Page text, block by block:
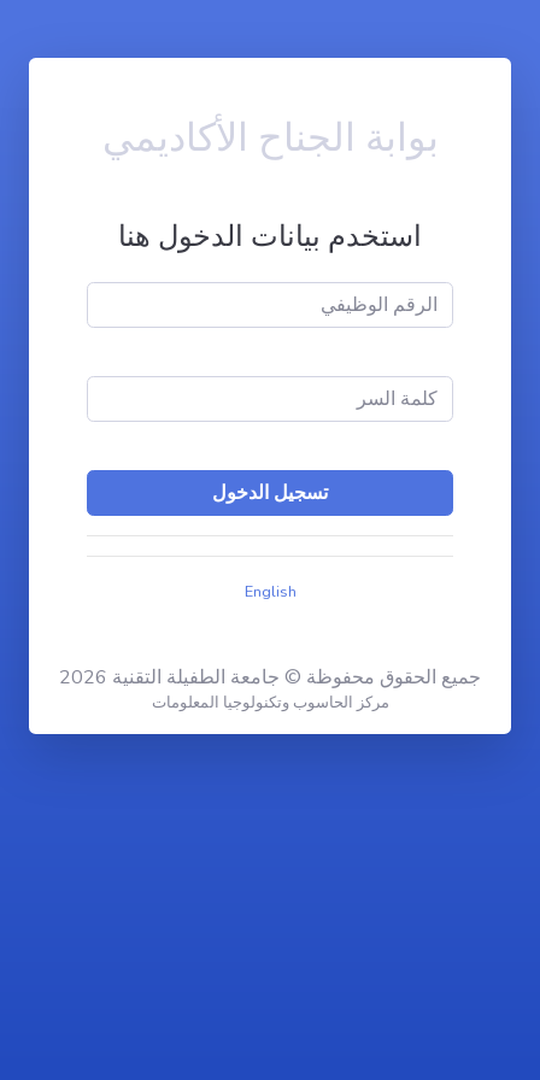
بوابة الجناح الأكاديمي
استخدم بيانات الدخول هنا
English
جميع الحقوق محفوظة © جامعة الطفيلة التقنية 2026
مركز الحاسوب وتكنولوجيا المعلومات